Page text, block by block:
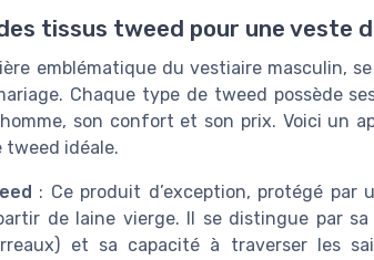
tissus tweed pour une veste
emblématique du vestiaire masculin,
Chaque type de tweed possède
son confort et son prix. Voici un
tweed idéale.
: Ce produit d’exception, protégé par
de laine vierge. Il se distingue par
et sa capacité à traverser les